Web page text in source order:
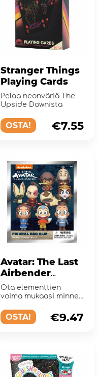
Stranger Things
Playing Cards
Pelaa neonväriä The
Upside Downista
OSTA! €7.55
Avatar: The Last
Airbender
Figural Bag Clip
Ota elementtien
voima mukaasi minne
OSTA! €9.47